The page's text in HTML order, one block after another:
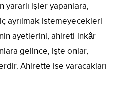
yararlı işler yapanlara,
ayrılmak istemeyecekleri
ayetlerini, ahireti inkâr
gelince, işte onlar,
Ahirette ise varacakları